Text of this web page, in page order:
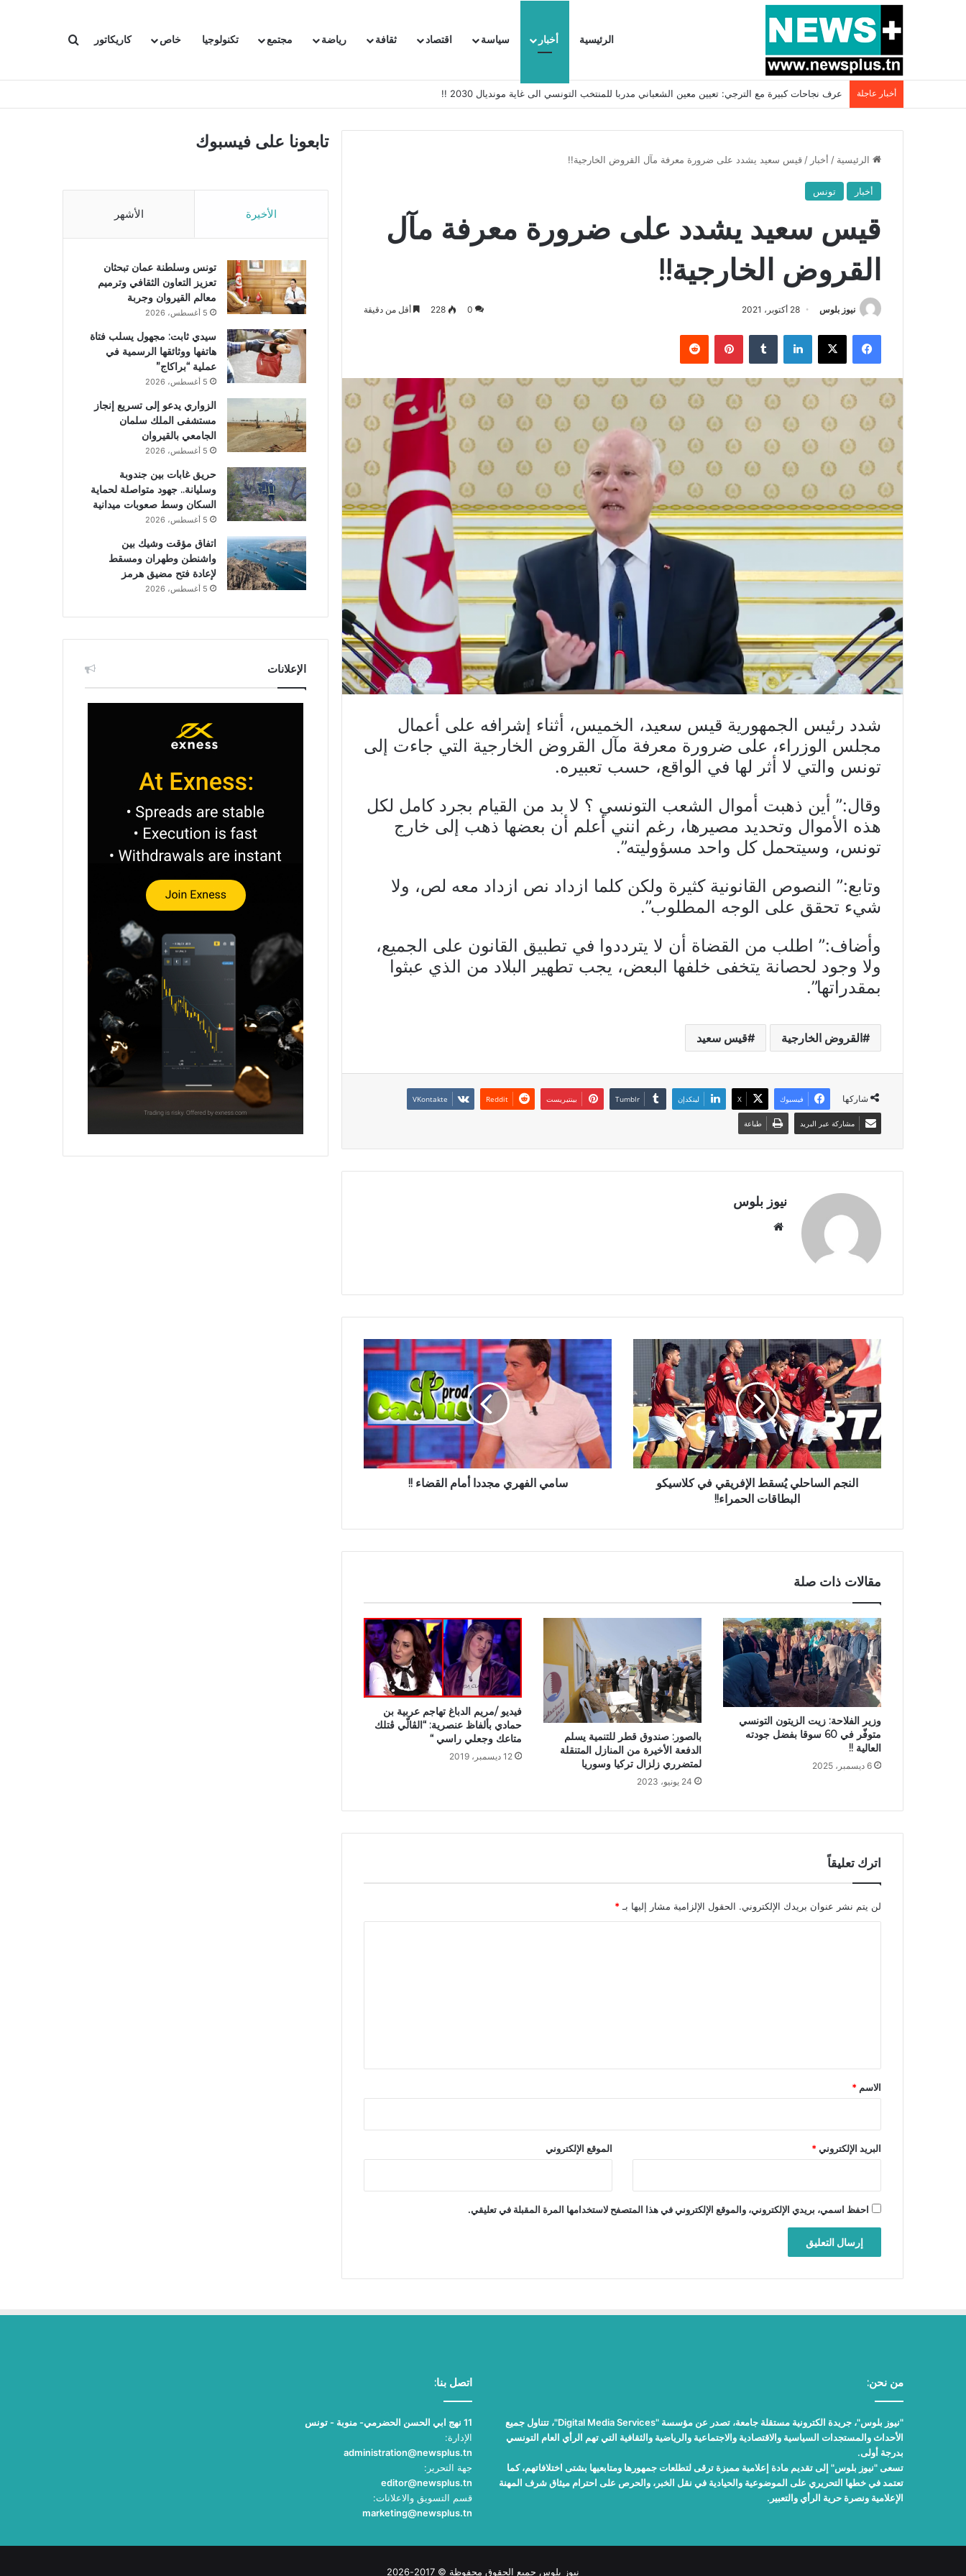
الرئيسية أخبار سياسة اقتصاد ثقافة رياضة مجتمع تكنولوجيا خاص كاريكاتور بحث عن
أخبار عاجلة بسبب المرزوقي وبتكليف من سعيّد: الخارجية تستدعي السفيرة الفرنسية بتونس وتبلغها احتجاجا شديد اللهجة !!
الرئيسية / أخبار / قيس سعيد يشدد على ضرورة معرفة مآل القروض الخارجية!!
أخبار تونس
قيس سعيد يشدد على ضرورة معرفة مآل
القروض الخارجية!!
نيوز بلوس 28 أكتوبر، 2021 0
228 أقل من دقيقة
فيسبوك X لينكدإن بينتيريست
شدد رئيس الجمهورية قيس سعيد، الخميس، أثناء إشرافه على أعمال
مجلس الوزراء، على ضرورة معرفة مآل القروض الخارجية التي جاءت إلى
تونس والتي لا أثر لها في الواقع، حسب تعبيره.
وقال:” أين ذهبت أموال الشعب التونسي ؟ لا بد من القيام بجرد كامل لكل
هذه الأموال وتحديد مصيرها، رغم انني أعلم أن بعضها ذهب إلى خارج
تونس، وسيتحمل كل واحد مسؤوليته”.
وتابع:” النصوص القانونية كثيرة ولكن كلما ازداد نص ازداد معه لص، ولا
شيء تحقق على الوجه المطلوب”.
وأضاف:” اطلب من القضاة أن لا يترددوا في تطبيق القانون على الجميع،
ولا وجود لحصانة يتخفى خلفها البعض، يجب تطهير البلاد من الذي عبثوا
بمقدراتها”.
القروض الخارجية قيس سعيد
شاركها فيسبوك X لينكدإن بينتيريست
مشاركة عبر البريد طباعة
نيوز بلوس
النجم الساحلي يُسقط الإفريقي في كلاسيكو
البطاقات الحمراء!!
سامي الفهري مجددا أمام القضاء !!
مقالات ذات صلة
وزير الفلاحة: زيت الزيتون التونسي
متوفّر في 60 سوقا بفضل جودته
العالية !!
6 ديسمبر، 2025
بالصور: صندوق قطر للتنمية يسلم
الدفعة الأخيرة من المنازل المتنقلة
لمتضرري زلزال تركيا وسوريا
24 يونيو، 2023
فيديو /مريم الدباغ تهاجم عربية بن
حمادي بألفاظ عنصرية: “الڤالّي ڤتلك
متاعك وجعلي راسي “
12 ديسمبر، 2019
اترك تعليقاً
لن يتم نشر عنوان بريدك الإلكتروني. الحقول الإلزامية مشار إليها بـ*
*
الاسم *
البريد الإلكتروني* الموقع الإلكتروني
احفظ اسمي، بريدي الإلكتروني، والموقع الإلكتروني في هذا المتصفح لاستخدامها المرة المقبلة في تعليقي.
تابعونا على فيسبوك
الأخيرة الأشهر
تونس وسلطنة عمان تبحثان
تعزيز التعاون الثقافي وترميم
معالم القيروان وجربة
5 أغسطس، 2026
سيدي ثابت: مجهول يسلب فتاة
هاتفها ووثائقها الرسمية في
عملية “براكاج”
5 أغسطس، 2026
الزواري يدعو إلى تسريع إنجاز
مستشفى الملك سلمان
الجامعي بالقيروان
5 أغسطس، 2026
حريق غابات بين جندوبة
وسليانة.. جهود متواصلة لحماية
السكان وسط صعوبات ميدانية
5 أغسطس، 2026
اتفاق مؤقت وشيك بين
واشنطن وطهران ومسقط
لإعادة فتح مضيق هرمز
5 أغسطس، 2026
الإعلانات
من نحن:
"نيوز بلوس"، جريدة الكترونية مستقلة جامعة، تصدر عن مؤسسة "Digital Media Services"، تتناول جميع
الأحداث والمستجدات السياسية والاقتصادية والاجتماعية والرياضية والثقافية التي تهم الرأي العام التونسي
بدرجة أولى.
تسعى "نيوز بلوس" إلى تقديم مادة إعلامية مميزة ترقى لتطلعات جمهورها ومتابعيها بشتى اختلافاتهم، كما
تعتمد في خطها التحريري على الموضوعية والحيادية في نقل الخبر، والحرص على احترام ميثاق شرف المهنة
الإعلامية ونصرة حرية الرأي والتعبير.
اتصل بنا:
11 نهج ابي الحسن الحضرمي- منوبة - تونس
الإدارة:
administration@newsplus.tn
جهة التحرير:
editor@newsplus.tn
قسم التسويق والاعلانات:
marketing@newsplus.tn
نيوز بلوس جميع الحقوق محفوظة © 2017-2026